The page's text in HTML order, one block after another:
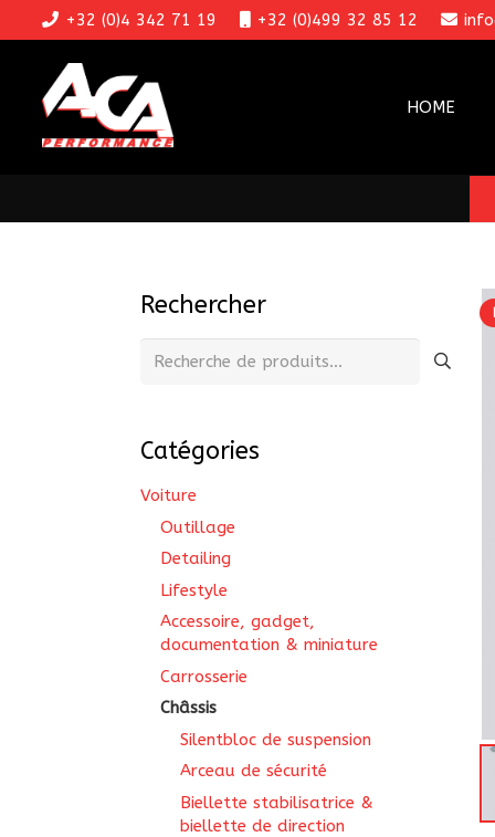
+32 (0)4 342 71 19 +32 (0)499 32 85 12
HOME
Rechercher
Recherche
Catégories
Voiture
Outillage
Detailing
Lifestyle
Accessoire, gadget,
documentation & miniature
Carrosserie
Châssis
Silentbloc de suspension
Arceau de sécurité
Biellette stabilisatrice &
biellette de direction